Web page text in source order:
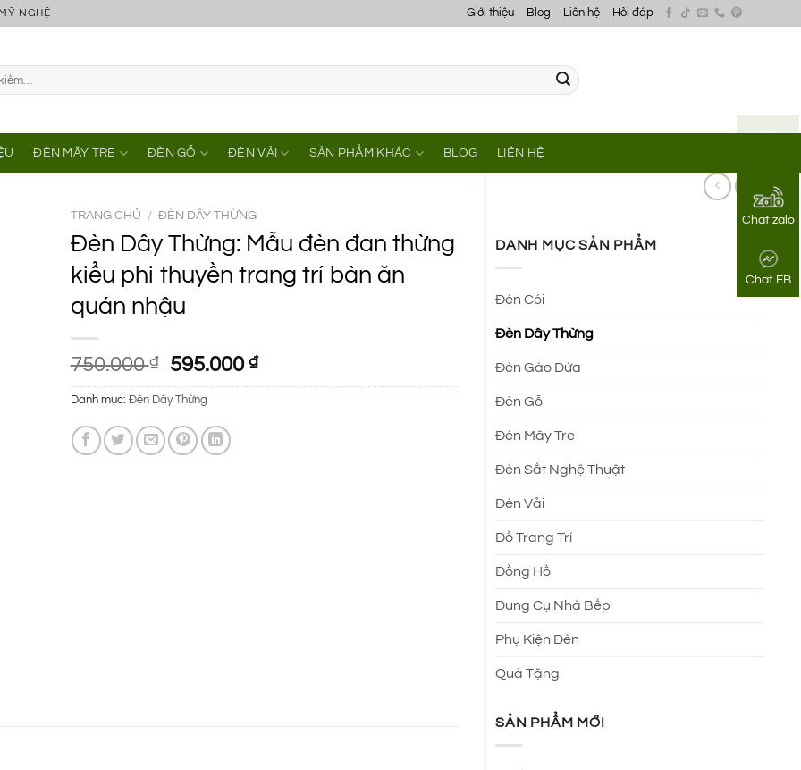
Chat zalo
Chat FB
NGHỆ Giới thiệu Blog Liên hệ Hỏi đáp
ĐÈN MÂY TRE ĐÈN GỖ ĐÈN VẢI SẢN PHẨM KHÁC BLOG LIÊN HỆ
DANH MỤC SẢN PHẨM
Đèn Cói
Đèn Dây Thừng
Đèn Gáo Dừa
Đèn Gỗ
Đèn Mây Tre
Đèn Sắt Nghệ Thuật
Đèn Vải
Đồ Trang Trí
Đồng Hồ
Dung Cụ Nhà Bếp
Phụ Kiện Đèn
Quà Tặng
SẢN PHẨM MỚI
TRANG CHỦ / ĐÈN DÂY THỪNG
Đèn Dây Thừng: Mẫu đèn đan thừng
kiểu phi thuyền trang trí bàn ăn
quán nhậu
750.000₫
Giá
gốc
là:
750.000 ₫.
595.000 ₫Giá
hiện
Danh mục: Đèn Dây Thừng